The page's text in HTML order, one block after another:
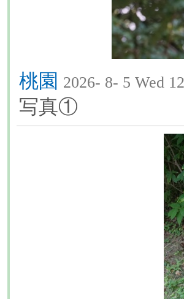
桃園 2026- 8- 5 Wed
写真①